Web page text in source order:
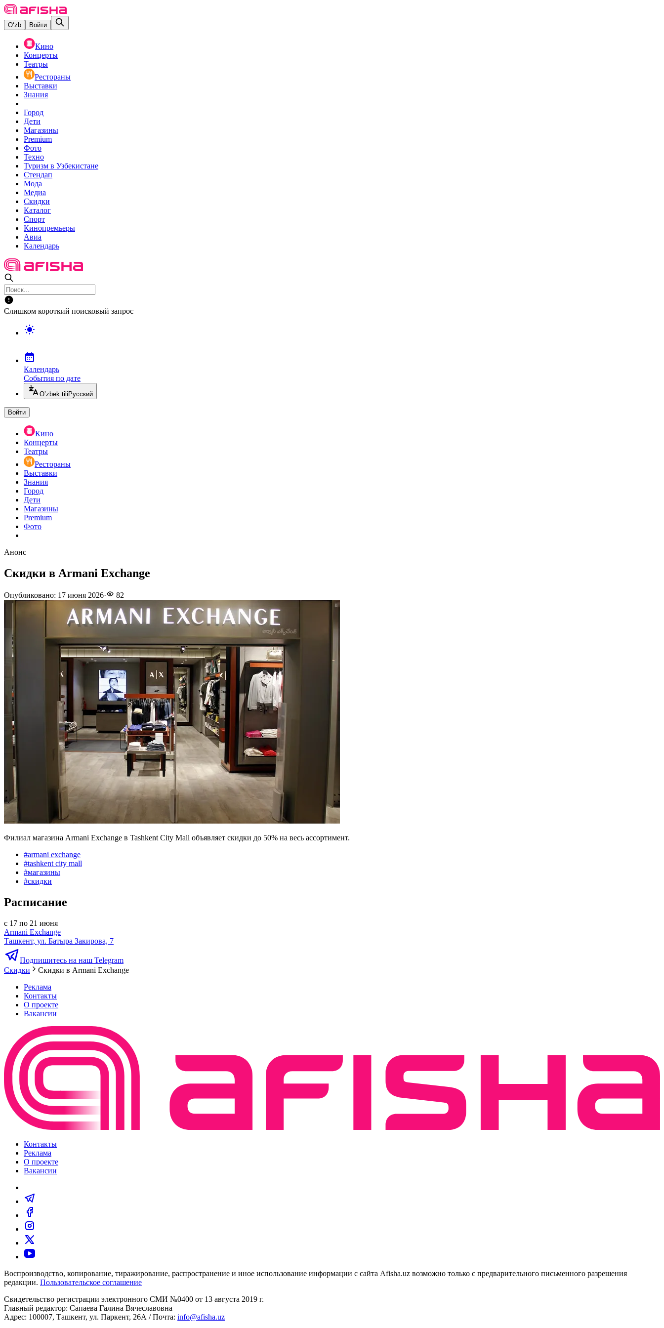
O‘zb Войти
Кино
Концерты
Театры
Рестораны
Выставки
Знания
Город
Дети
Магазины
Premium
Фото
Техно
Туризм в Узбекистане
Стендап
Мода
Медиа
Скидки
Каталог
Спорт
Кинопремьеры
Авиа
Календарь
Слишком короткий поисковый запрос
Календарь
События по дате
O’zbek tili Русский
Войти
Кино
Концерты
Театры
Рестораны
Выставки
Знания
Город
Дети
Магазины
Premium
Фото
Анонс
Скидки в Armani Exchange
Опубликовано: 17 июня 2026· 82
Филиал магазина Armani Exchange в Tashkent City Mall объявляет скидки до 50% на весь ассортимент.
#armani exchange
#tashkent city mall
#магазины
#скидки
Расписание
с 17 по 21 июня
Armani Exchange
Ташкент, ул. Батыра Закирова, 7
Подпишитесь на наш Telegram
Скидки
Скидки в Armani Exchange
Реклама
Контакты
О проекте
Вакансии
Контакты
Реклама
О проекте
Вакансии
Воспроизводство, копирование, тиражирование, распространение и иное использование информации с сайта Afisha.uz возможно только с предварительного письменного разрешения
редакции. Пользовательское соглашение
Свидетельство регистрации электронного СМИ №0400 от 13 августа 2019 г.
Главный редактор: Сапаева Галина Вячеславовна
Адрес: 100007, Ташкент, ул. Паркент, 26А / Почта: info@afisha.uz